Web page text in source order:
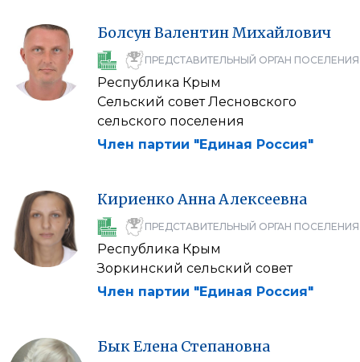
БолсунВалентинМихайлович
ПРЕДСТАВИТЕЛЬНЫЙ ОРГАН ПОСЕЛЕНИЯ
Республика Крым
Сельский совет Лесновского
сельского поселения
Член партии "Единая Россия"
Кириенко АннаАлексеевна
ПРЕДСТАВИТЕЛЬНЫЙ ОРГАН ПОСЕЛЕНИЯ
Республика Крым
Зоркинский сельский совет
Член партии "Единая Россия"
БыкЕлена Степановна